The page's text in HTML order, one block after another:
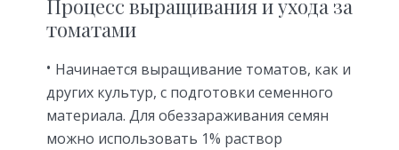
Процесс выращивания и ухода за
томатами
Начинается выращивание томатов, как и
других культур, с подготовки семенного
материала. Для обеззараживания семян
можно использовать 1% раствор